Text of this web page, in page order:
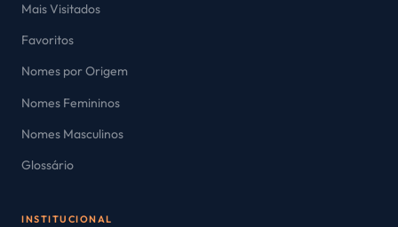
Mais Visitados
Favoritos
Nomes por Origem
Nomes Femininos
Nomes Masculinos
Glossário
INSTITUCIONAL